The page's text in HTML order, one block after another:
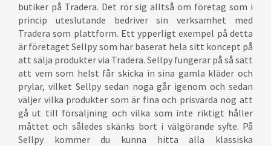
butiker på Tradera. Det rör sig alltså om företag som i
princip uteslutande bedriver sin verksamhet med
Tradera som plattform. Ett ypperligt exempel på detta
är företaget Sellpy som har baserat hela sitt koncept på
att sälja produkter via Tradera. Sellpy fungerar på så sätt
att vem som helst får skicka in sina gamla kläder och
prylar, vilket Sellpy sedan noga går igenom och sedan
väljer vilka produkter som är fina och prisvärda nog att
gå ut till försäljning och vilka som inte riktigt håller
måttet och således skänks bort i välgörande syfte. På
Sellpy kommer du kunna hitta alla klassiska